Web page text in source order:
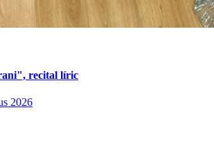
recital líric
2026